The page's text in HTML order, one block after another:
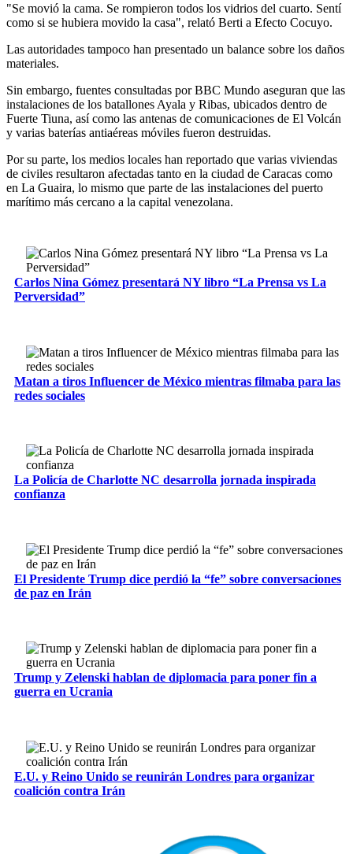
"Se movió la cama. Se rompieron todos los vidrios del cuarto. Sentí
como si se hubiera movido la casa", relató Berti a Efecto Cocuyo.
Las autoridades tampoco han presentado un balance sobre los daños
materiales.
Sin embargo, fuentes consultadas por BBC Mundo aseguran que las
instalaciones de los batallones Ayala y Ribas, ubicados dentro de
Fuerte Tiuna, así como las antenas de comunicaciones de El Volcán
y varias baterías antiaéreas móviles fueron destruidas.
Por su parte, los medios locales han reportado que varias viviendas
de civiles resultaron afectadas tanto en la ciudad de Caracas como
en La Guaira, lo mismo que parte de las instalaciones del puerto
marítimo más cercano a la capital venezolana.
Carlos Nina Gómez presentará NY libro “La Prensa vs La
Perversidad”
Matan a tiros Influencer de México mientras filmaba para las
redes sociales
La Policía de Charlotte NC desarrolla jornada inspirada
confianza
El Presidente Trump dice perdió la “fe” sobre conversaciones
de paz en Irán
Trump y Zelenski hablan de diplomacia para poner fin a
guerra en Ucrania
E.U. y Reino Unido se reunirán Londres para organizar
coalición contra Irán